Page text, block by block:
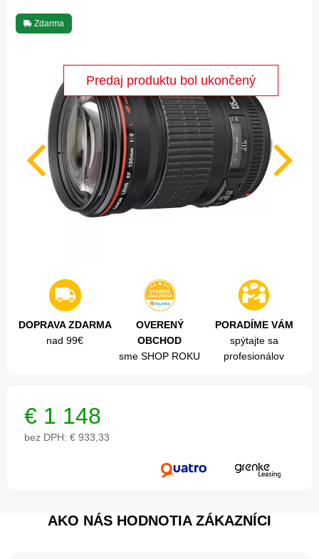
Zdarma
DOPRAVA ZDARMA
nad 99€
OVERENÝ
OBCHOD
sme SHOP ROKU
PORADÍME VÁM
spýtajte sa
profesionálov
€ 1 148
bez DPH: € 933,33
AKO NÁS HODNOTIA ZÁKAZNÍCI